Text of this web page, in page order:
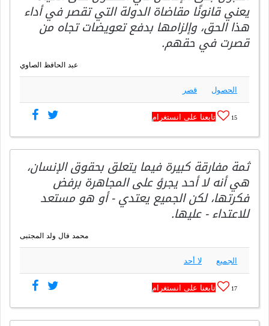
يعني قانونًا مقاضاة الدولة التي تقصر في أداء
هذا الحق، وإلزامها بدفع تعويضات تجاه من
قصرت في حقهم.
عبد الحافظ الصاوي
الحصول قصر
15 تابعنا على انستغرام
ثمة مفارقة كبيرة فيما يتعلق بحقوق الإنسان،
هي أنه لا أحد يجرؤ على المجاهرة برفض
فكرتها، لكن الجميع يعتدي - أو هو مستعد
للاعتداء - عليها.
محمد فال ولد المجتبى
الجميع لا أحد
17 تابعنا على انستغرام